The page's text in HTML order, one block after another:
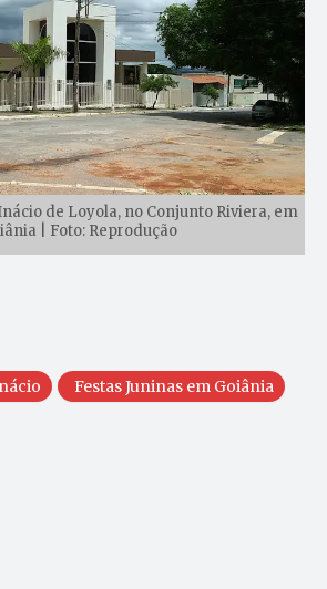
de Loyola, no Conjunto Riviera, em
| Foto: Reprodução
Festas Juninas em Goiânia